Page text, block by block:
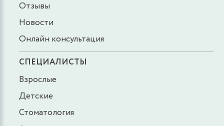
Отзывы
Новости
Онлайн консультация
СПЕЦИАЛИСТЫ
Взрослые
Детские
Стоматология